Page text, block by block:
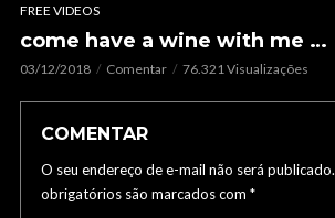
FREE VIDEOS
come have a wine with me …
03/12/2018 Comentar 76.321 Visualizações
COMENTAR
O seu endereço de e-mail não será publicado.
obrigatórios são marcados com *